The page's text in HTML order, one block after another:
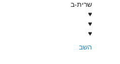
שרית-ב
♥
♥
♥
השב